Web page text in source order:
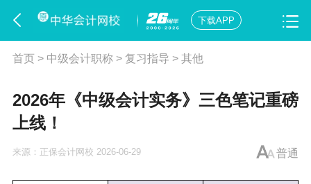
下载APP
首页> 中级会计职称> 复习指导 > 其他
2026年《中级会计实务》三色笔记重磅
上线！
普通
来源： 正保会计网校 2026-06-29